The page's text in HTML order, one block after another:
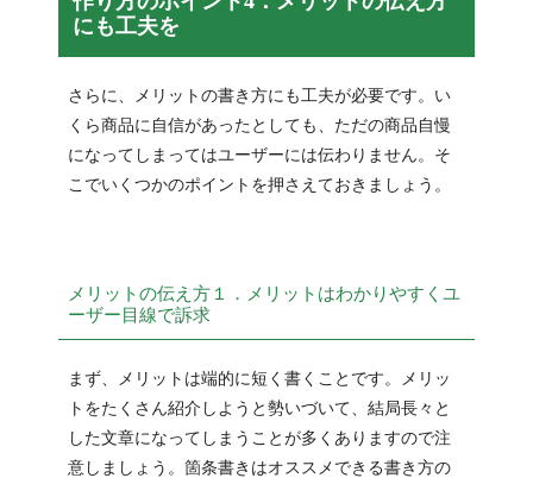
にも工夫を
さらに、メリットの書き方にも工夫が必要です。い
くら商品に自信があったとしても、ただの商品自慢
になってしまってはユーザーには伝わりません。そ
こでいくつかのポイントを押さえておきましょう。
メリットの伝え方１．メリットはわかりやすくユ
ーザー目線で訴求
まず、メリットは端的に短く書くことです。メリッ
トをたくさん紹介しようと勢いづいて、結局長々と
した文章になってしまうことが多くありますので注
意しましょう。箇条書きはオススメできる書き方の